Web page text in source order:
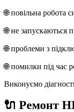
🌐 повільна робота
🌐 не запускаються
🌐 проблеми з
🌐 помилки під час
Виконуємо
🔌 Ремонт